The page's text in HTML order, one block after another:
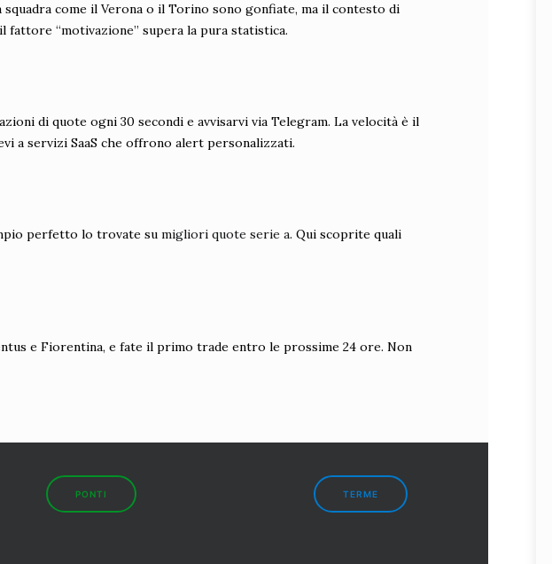
come il Verona o il Torino sono gonfiate, ma il contesto di
“motivazione” supera la pura statistica.
di quote ogni 30 secondi e avvisarvi via Telegram. La velocità è il
a servizi SaaS che offrono alert personalizzati.
perfetto lo trovate su migliori quote serie a. Qui scoprite quali
e Fiorentina, e fate il primo trade entro le prossime 24 ore. Non
PONTI TERME